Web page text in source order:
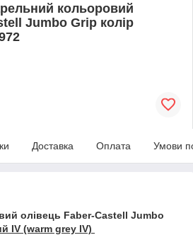
кольоровий
Jumbo Grip колір
Доставка Оплата Умови
олівець Faber-Castell Jumbo
IV (warm grey IV)